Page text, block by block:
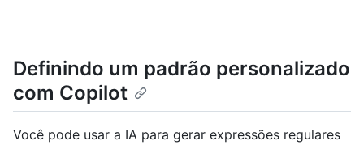
Definindo um padrão personalizado
com Copilot
Você pode usar a IA para gerar expressões regulares